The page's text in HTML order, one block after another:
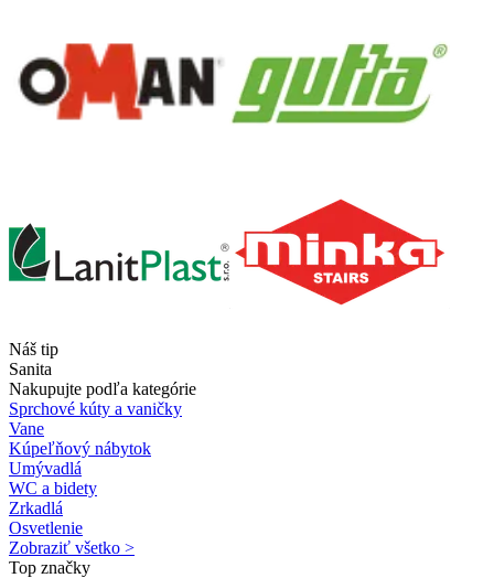
Náš tip
Sanita
Nakupujte podľa kategórie
Sprchové kúty a vaničky
Vane
Kúpeľňový nábytok
Umývadlá
WC a bidety
Zrkadlá
Osvetlenie
Zobraziť všetko >
Top značky